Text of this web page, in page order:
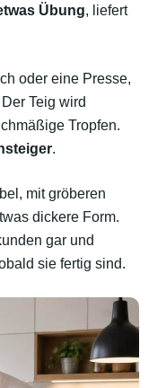
Übung, liefert
oder eine Presse,
Teig wird
Tropfen.
.
mit gröberen
dickere Form.
gar und
sie fertig sind.